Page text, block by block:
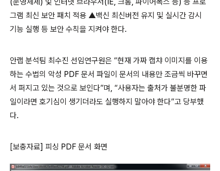
그램 최신 보안 패치 적용 ▲백신 최신버전 유지 및 실시간 감시
기능 실행 등 보안 수칙을 지켜야 한다.
안랩 분석팀 최수진 선임연구원은 “현재 가짜 캡챠 이미지를 이용
하는 수법의 악성 PDF 문서 파일이 문서의 내용만 조금씩 바꾸면
서 퍼지고 있는 것으로 보인다”며, “사용자는 출처가 불분명한 파
일이라면 호기심이 생기더라도 실행하지 말아야 한다”고 당부했
다.
[보충자료] 피싱 PDF 문서 화면